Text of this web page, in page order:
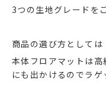
3つの生地グレードを
商品の選び方としては
本体フロアマットは高
にも出かけるのでラゲ